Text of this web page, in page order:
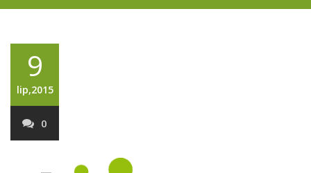
9
lip,2015
0